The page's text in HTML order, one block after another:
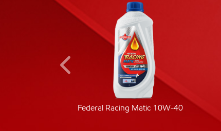
Federal Racing Matic 10W-40